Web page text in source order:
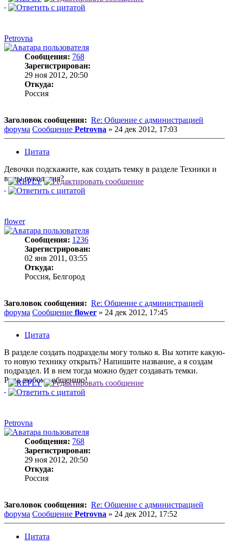
Petrovna
Сообщения: 768
Зарегистрирован:
29 ноя 2012, 20:50
Откуда:
Россия
Заголовок сообщения: Re: Общение с администрацией
форума Сообщение Petrovna » 24 дек 2012, 17:03
Цитата
Девочки подскажите, как создать темку в разделе Техники и
виды рукоделия?
flower
Сообщения: 1236
Зарегистрирован:
02 янв 2011, 03:55
Откуда:
Россия, Белгород
Заголовок сообщения: Re: Общение с администрацией
форума Сообщение flower » 24 дек 2012, 17:45
Цитата
В разделе создать подразделы могу только я. Вы хотите какую-
то новую технику открыть? Напишите название, а я создам
подраздел. И в нем тогда можно будет создавать темки.
Рада любому общению!
Petrovna
Сообщения: 768
Зарегистрирован:
29 ноя 2012, 20:50
Откуда:
Россия
Заголовок сообщения: Re: Общение с администрацией
форума Сообщение Petrovna » 24 дек 2012, 17:52
Цитата